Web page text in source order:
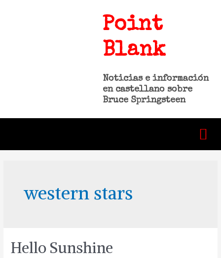
Point
Blank
Noticias e información
en castellano sobre
Bruce Springsteen
western stars
Hello Sunshine